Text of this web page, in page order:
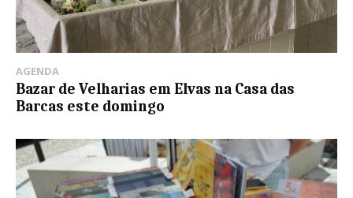
AGENDA
Bazar de Velharias em Elvas na Casa das
Barcas este domingo